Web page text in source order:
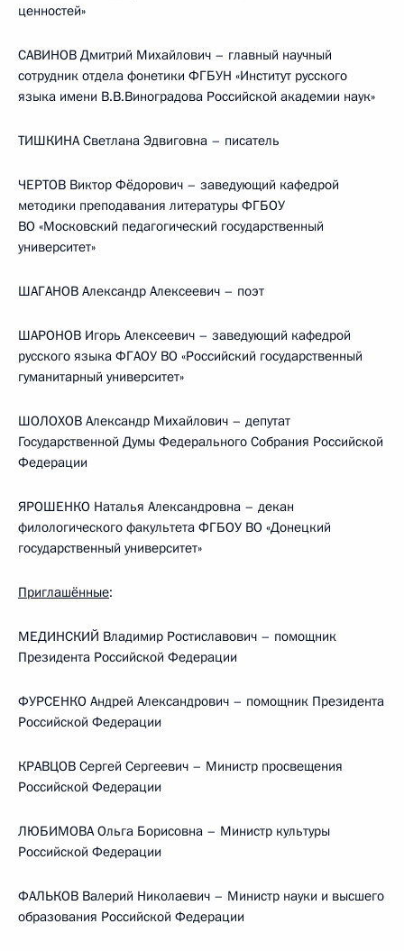
ценностей»
САВИНОВ Дмитрий Михайлович – главный научный
сотрудник отдела фонетики ФГБУН «Институт русского
языка имени В.В.Виноградова Российской академии наук»
ТИШКИНА Светлана Эдвиговна – писатель
ЧЕРТОВ Виктор Фёдорович – заведующий кафедрой
методики преподавания литературы ФГБОУ
ВО «Московский педагогический государственный
университет»
ШАГАНОВ Александр Алексеевич – поэт
ШАРОНОВ Игорь Алексеевич – заведующий кафедрой
русского языка ФГАОУ ВО «Российский государственный
гуманитарный университет»
ШОЛОХОВ Александр Михайлович – депутат
Государственной Думы Федерального Собрания Российской
Федерации
ЯРОШЕНКО Наталья Александровна – декан
филологического факультета ФГБОУ ВО «Донецкий
государственный университет»
Приглашённые:
МЕДИНСКИЙ Владимир Ростиславович – помощник
Президента Российской Федерации
ФУРСЕНКО Андрей Александрович – помощник Президента
Российской Федерации
КРАВЦОВ Сергей Сергеевич – Министр просвещения
Российской Федерации
ЛЮБИМОВА Ольга Борисовна – Министр культуры
Российской Федерации
ФАЛЬКОВ Валерий Николаевич – Министр науки и высшего
образования Российской Федерации